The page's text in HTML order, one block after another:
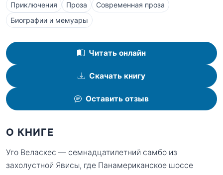
Приключения Проза
Современная проза
Биографии и мемуары
Читать онлайн
Скачать книгу
Оставить отзыв
О КНИГЕ
Уго Веласкес — семнадцатилетний самбо из
захолустной Явисы, где Панамериканское шоссе